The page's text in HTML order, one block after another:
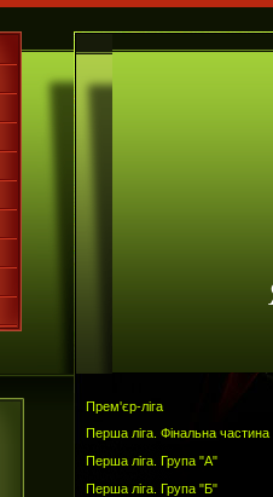
Прем'єр-ліга
Перша ліга. Фінальна частина
Перша ліга. Група "А"
Перша ліга. Група "Б"